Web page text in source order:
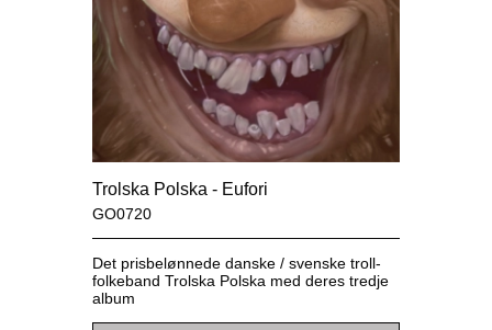
Trolska Polska - Eufori
GO0720
Det prisbelønnede danske / svenske troll-
folkeband Trolska Polska med deres tredje
album